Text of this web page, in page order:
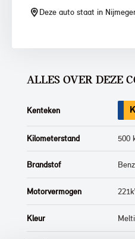
Deze auto staat in
ALLES OVER DEZE
Kenteken
Kilometerstand 500
Brandstof
Motorvermogen
Kleur